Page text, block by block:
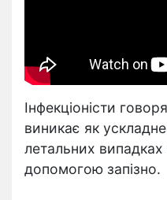
Інфекціоністи
виникає як
летальних
допомогою запізно.